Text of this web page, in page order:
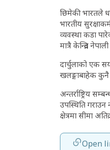
छिमेकी भारतले
भारतीय
व्यवस्था कडा
मात्रै केन्द्रित
दार्चुलाको एक
खलङ्गाबाहेक कुनै
अन्तर्राष्ट्रिय
उपस्थिति
क्षेत्रमा सीमा
Open